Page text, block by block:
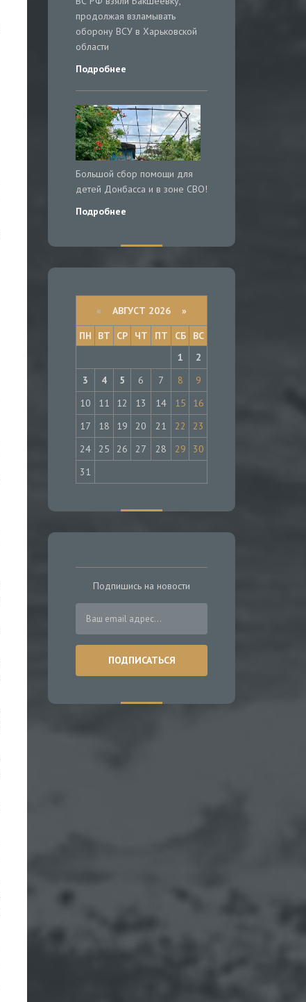
продолжая взламывать
оборону ВСУ в Харьковской
области
Подробнее
Большой сбор помощи для
детей Донбасса и в зоне СВО!
Подробнее
« АВГУСТ 2026 »
ПН
ВТ СР ЧТ ПТ СБ
ВС
1
2
3
4 5 6 7 8
9
10
11 12 13 14 15
16
17
18 19 20 21 22
23
24
25 26 27 28 29
30
31
Подпишись на новости